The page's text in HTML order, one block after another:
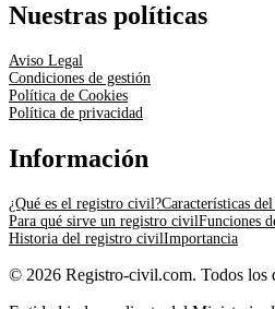
Nuestras políticas
Aviso Legal
Condiciones de gestión
Política de Cookies
Política de privacidad
Información
¿Qué es el registro civil?Características
Para qué sirve un registro civilFunciones
Historia del registro civilImportancia
© 2026 Registro-civil.com. Todos los